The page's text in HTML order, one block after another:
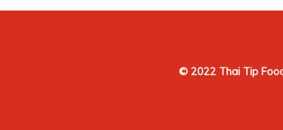
© 2022 Thai Tip